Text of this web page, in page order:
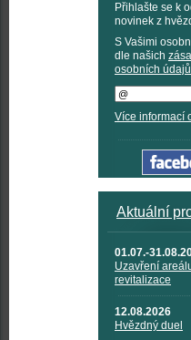
Přihlašte se k
novinek z
S Vašimi
dle našich
osobních údajů
Více informací
Aktuální
01.07.-
Uzavření
revitalizace
12.08.2026
Hvězdný duel